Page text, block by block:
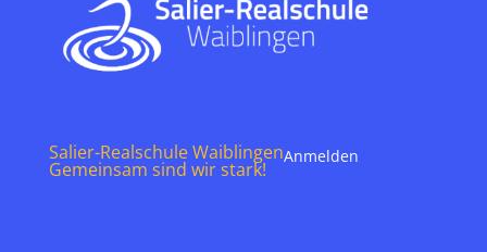
Salier-Realschule Waiblingen
Gemeinsam sind wir stark!
Anmelden